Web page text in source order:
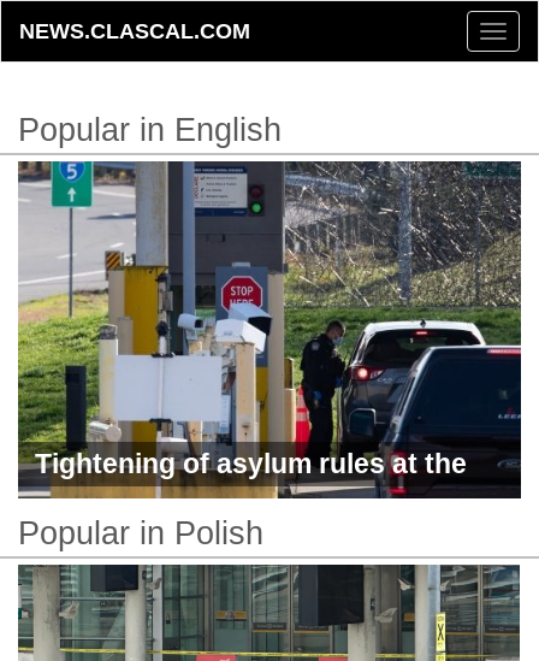
Toggle
NEWS.CLASCAL.COM
Popular in English
Tightening of asylum rules at the
Canadian border
Popular in Polish